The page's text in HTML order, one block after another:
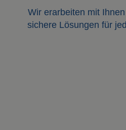
Wir erarbeiten mit
sichere Lösungen für